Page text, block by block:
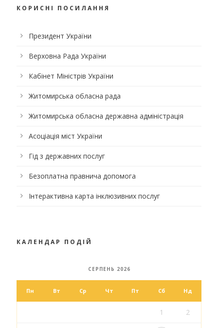
КОРИСНІ ПОСИЛАННЯ
Президент України
Верховна Рада України
Кабінет Міністрів України
Житомирська обласна рада
Житомирська обласна державна адміністрація
Асоціація міст України
Гід з державних послуг
Безоплатна правнича допомога
Інтерактивна карта інклюзивних послуг
КАЛЕНДАР ПОДІЙ
СЕРПЕНЬ 2026
Пн Вт Ср Чт Пт Сб Нд
1 2